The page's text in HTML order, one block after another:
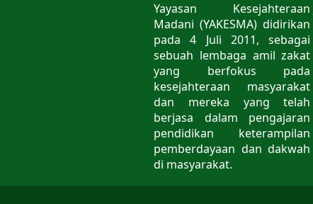
Yayasan Kesejahteraan
Madani (YAKESMA) didirikan
pada 4 Juli 2011, sebagai
sebuah lembaga amil zakat
yang berfokus pada
kesejahteraan masyarakat
dan mereka yang telah
berjasa dalam pengajaran
pendidikan keterampilan
pemberdayaan dan dakwah
di masyarakat.